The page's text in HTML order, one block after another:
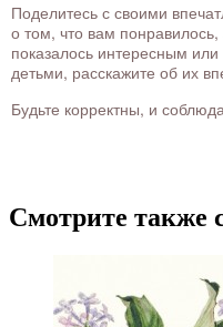
Поделитесь с своими
о том, что вам
показалось интересным
детьми, расскажите об их
Будьте корректны, и
Смотрите также